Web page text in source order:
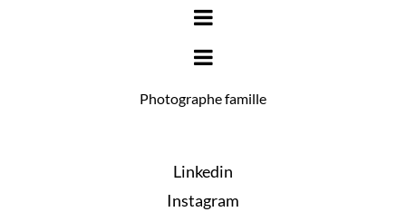
Photographe famille
Linkedin
Instagram